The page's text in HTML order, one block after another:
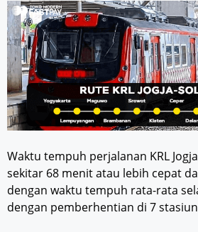
Waktu tempuh perjalanan KRL
sekitar 68 menit atau lebih cepat
dengan waktu tempuh rata-rata
dengan pemberhentian di 7